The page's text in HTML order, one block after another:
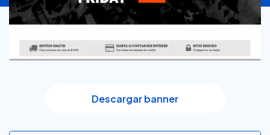
Descargar banner